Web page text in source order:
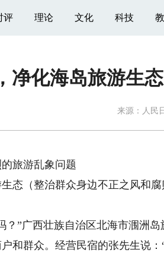
评 理论 文化 科技
净化海岛旅游生
来源： 人民
旅游乱象问题
（整治群众身边不正之风和腐
”广西壮族自治区北海市涠洲岛
和群众。经营民宿的张先生说